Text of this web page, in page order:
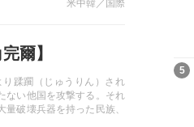
米中韓／国際
爾】
蹂躙（じゅうりん）され
ない他国を攻撃する。それ
破壊兵器を持った民族、
5